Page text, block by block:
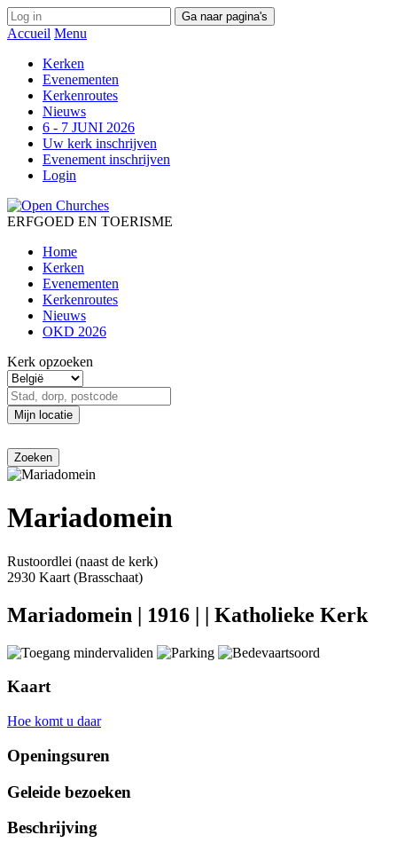
Ga naar pagina's
Accueil Menu
Kerken
Evenementen
Kerkenroutes
Nieuws
6 - 7 JUNI 2026
Uw kerk inschrijven
Evenement inschrijven
Login
ERFGOED EN TOERISME
Home
Kerken
Evenementen
Kerkenroutes
Nieuws
OKD 2026
Kerk opzoeken
Mijn locatie
Mariadomein
Rustoordlei (naast de kerk)
2930 Kaart (Brasschaat)
Mariadomein | 1916 | | Katholieke Kerk
Kaart
Hoe komt u daar
Openingsuren
Geleide bezoeken
Beschrijving